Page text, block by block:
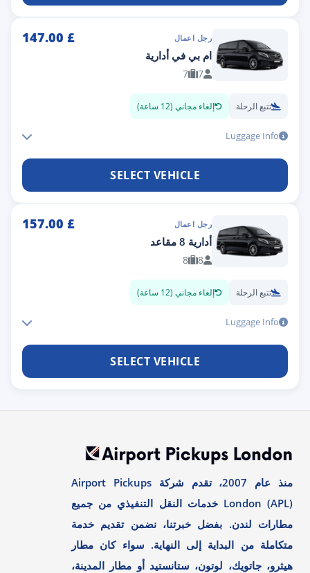
رجل اعمال £
147.00
ام بي في أدارية
7
7
تتبع الرحلة إلغاء مجاني (12 ساعة)
Luggage Info
SELECT VEHICLE
رجل اعمال £
157.00
أدارية 8 مقاعد
8
8
تتبع الرحلة إلغاء مجاني (12 ساعة)
Luggage Info
SELECT VEHICLE
منذ عام 2007، تقدم شركة Airport Pickups
London (APL) خدمات النقل التنفيذي من جميع
مطارات لندن. بفضل خبرتنا، نضمن تقديم خدمة
متكاملة من البداية إلى النهاية. سواء كان مطار
هيثرو، جاتويك، لوتون، ستانستيد أو مطار المدينة،